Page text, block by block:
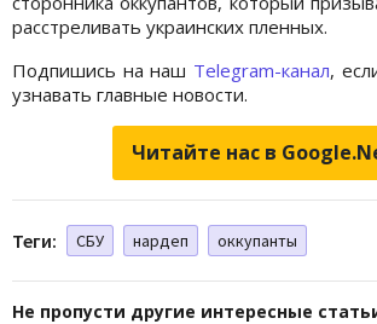
расстреливать украинских пленных.
Подпишись на наш Telegram-канал,
узнавать главные новости.
Читайте нас в
Теги: СБУ нардеп оккупанты
Не пропусти другие интересные